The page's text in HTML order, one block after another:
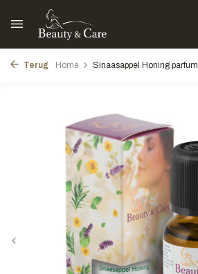
Terug Home Sinaasappel Honing parfum